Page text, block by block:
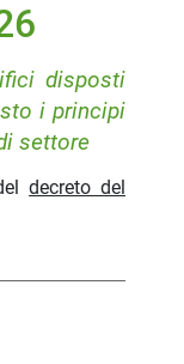
disposti
i principi
settore
decreto del